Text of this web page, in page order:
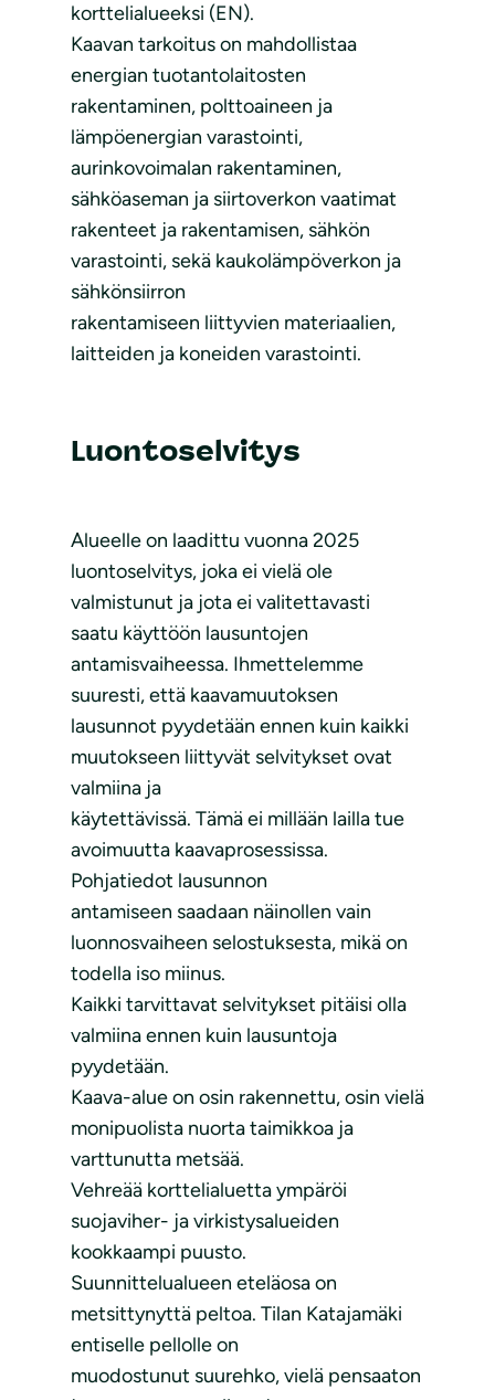
korttelialueeksi (EN).
Kaavan tarkoitus on mahdollistaa
energian tuotantolaitosten
rakentaminen, polttoaineen ja
lämpöenergian varastointi,
aurinkovoimalan rakentaminen,
sähköaseman ja siirtoverkon vaatimat
rakenteet ja rakentamisen, sähkön
varastointi, sekä kaukolämpöverkon ja
sähkönsiirron
rakentamiseen liittyvien materiaalien,
laitteiden ja koneiden varastointi.
Luontoselvitys
Alueelle on laadittu vuonna 2025
luontoselvitys, joka ei vielä ole
valmistunut ja jota ei valitettavasti
saatu käyttöön lausuntojen
antamisvaiheessa. Ihmettelemme
suuresti, että kaavamuutoksen
lausunnot pyydetään ennen kuin kaikki
muutokseen liittyvät selvitykset ovat
valmiina ja
käytettävissä. Tämä ei millään lailla tue
avoimuutta kaavaprosessissa.
Pohjatiedot lausunnon
antamiseen saadaan näinollen vain
luonnosvaiheen selostuksesta, mikä on
todella iso miinus.
Kaikki tarvittavat selvitykset pitäisi olla
valmiina ennen kuin lausuntoja
pyydetään.
Kaava-alue on osin rakennettu, osin vielä
monipuolista nuorta taimikkoa ja
varttunutta metsää.
Vehreää korttelialuetta ympäröi
suojaviher- ja virkistysalueiden
kookkaampi puusto.
Suunnittelualueen eteläosa on
metsittynyttä peltoa. Tilan Katajamäki
entiselle pellolle on
muodostunut suurehko, vielä pensaaton